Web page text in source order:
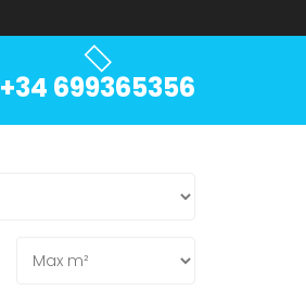
+34 699365356